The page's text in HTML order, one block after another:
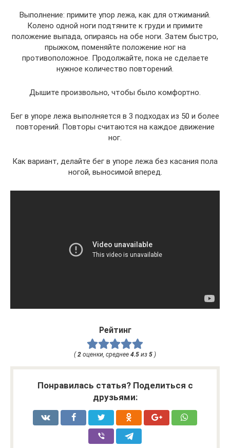
Выполнение: примите упор лежа, как для отжиманий.
Колено одной ноги подтяните к груди и примите
положение выпада, опираясь на обе ноги. Затем быстро,
прыжком, поменяйте положение ног на
противоположное. Продолжайте, пока не сделаете
нужное количество повторений.
Дышите произвольно, чтобы было комфортно.
Бег в упоре лежа выполняется в 3 подходах из 50 и более
повторений. Повторы считаются на каждое движение
ног.
Как вариант, делайте бег в упоре лежа без касания пола
ногой, выносимой вперед.
Рейтинг
( 2 оценки, среднее 4.5 из 5 )
Понравилась статья? Поделиться с
друзьями: